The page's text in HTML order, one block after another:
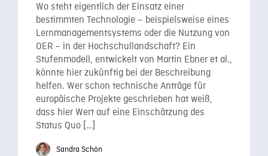
Wo steht eigentlich der Einsatz einer
bestimmten Technologie – beispielsweise eines
Lernmanagementsystems oder die Nutzung von
OER – in der Hochschullandschaft? Ein
Stufenmodell, entwickelt von Martin Ebner et al.,
könnte hier zukünftig bei der Beschreibung
helfen. Wer schon technische Anträge für
europäische Projekte geschrieben hat weiß,
dass hier Wert auf eine Einschätzung des
Status Quo […]
Sandra Schön